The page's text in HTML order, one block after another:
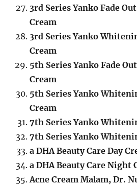
3rd Series Yanko Fade
Cream
3rd Series Yanko
Cream
5th Series Yanko Fade
Cream
5th Series Yanko
Cream
7th Series Yanko
7th Series Yanko
a DHA Beauty Care Day
a DHA Beauty Care Night
Acne Cream Malam, Dr.